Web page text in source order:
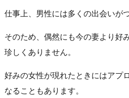
仕事上、男性には多くの出会いが
そのため、偶然にも今の妻より好
珍しくありません。
好みの女性が現れたときにはアプ
なることもあります。